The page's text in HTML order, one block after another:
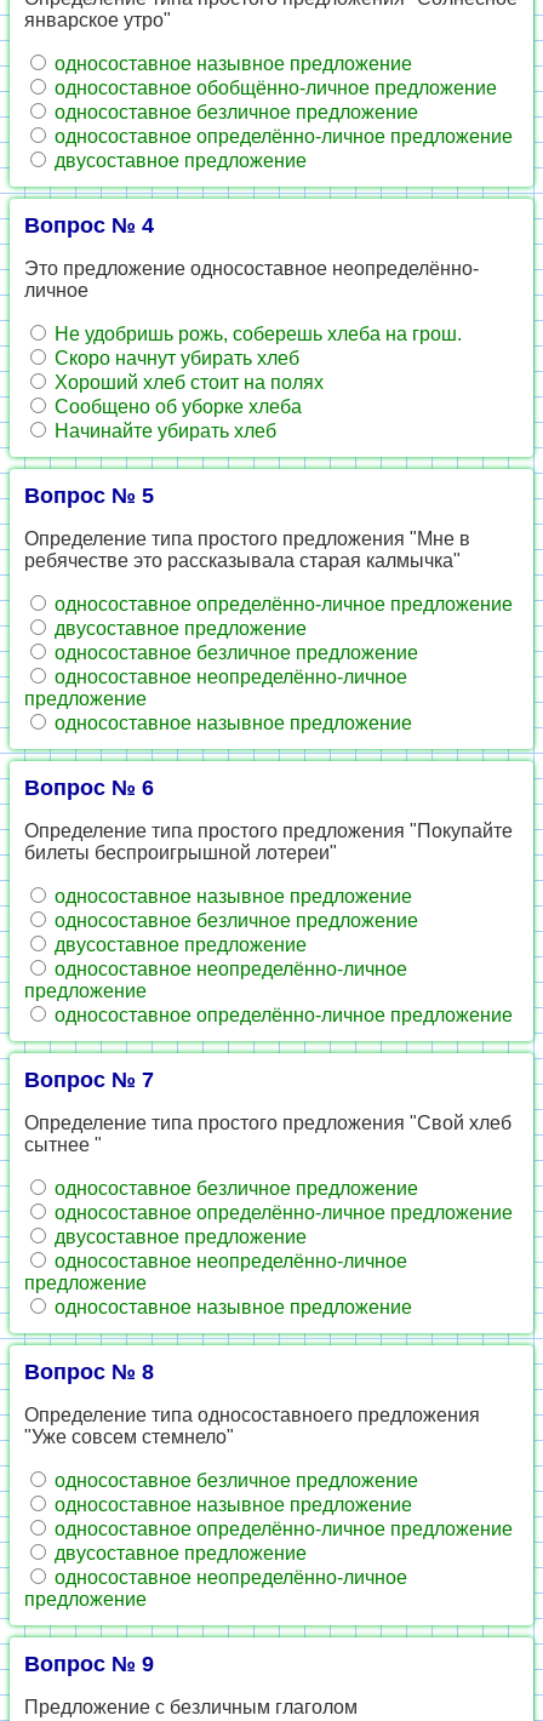
январское утро"
односоставное назывное предложение
односоставное обобщённо-личное предложение
односоставное безличное предложение
односоставное определённо-личное предложение
двусоставное предложение
Вопрос № 4
Это предложение односоставное неопределённо-
личное
Не удобришь рожь, соберешь хлеба на грош.
Скоро начнут убирать хлеб
Хороший хлеб стоит на полях
Сообщено об уборке хлеба
Начинайте убирать хлеб
Вопрос № 5
Определение типа простого предложения "Мне в
ребячестве это рассказывала старая калмычка"
односоставное определённо-личное предложение
двусоставное предложение
односоставное безличное предложение
односоставное неопределённо-личное
предложение
односоставное назывное предложение
Вопрос № 6
Определение типа простого предложения "Покупайте
билеты беспроигрышной лотереи"
односоставное назывное предложение
односоставное безличное предложение
двусоставное предложение
односоставное неопределённо-личное
предложение
односоставное определённо-личное предложение
Вопрос № 7
Определение типа простого предложения "Свой хлеб
сытнее "
односоставное безличное предложение
односоставное определённо-личное предложение
двусоставное предложение
односоставное неопределённо-личное
предложение
односоставное назывное предложение
Вопрос № 8
Определение типа односоставноего предложения
"Уже совсем стемнело"
односоставное безличное предложение
односоставное назывное предложение
односоставное определённо-личное предложение
двусоставное предложение
односоставное неопределённо-личное
предложение
Вопрос № 9
Предложение с безличным глаголом